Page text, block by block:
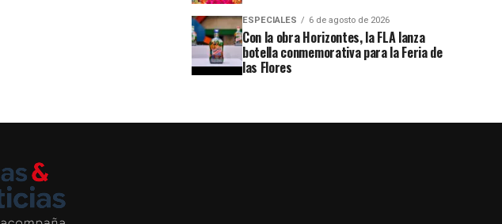
ESPECIALES 6 de agosto de 2026
Con la obra Horizontes, la FLA lanza
botella conmemorativa para la Feria de
las Flores